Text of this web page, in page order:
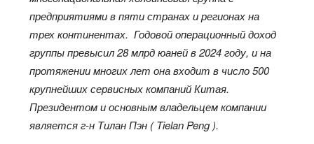
предприятиями в пяти странах и регионах на
трех континентах. Годовой операционный доход
группы превысил 28 млрд юаней в 2024 году, и на
протяжении многих лет она входит в число 500
крупнейших сервисных компаний Китая.
Президентом и основным владельцем компании
является г-н Тилан Пэн ( Tielan Peng ).